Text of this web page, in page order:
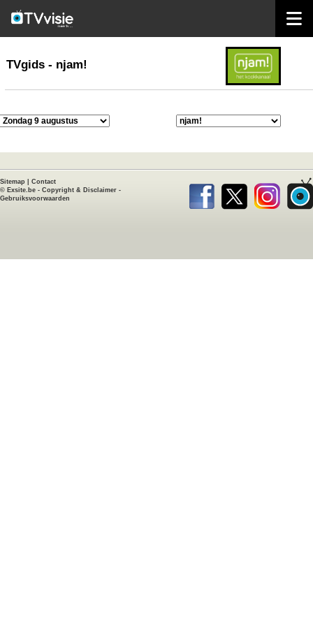
TVgids
TVgids - njam!
Sitemap
Contact
© Exsite.be - Copyright & Disclaimer -
Gebruiksvoorwaarden